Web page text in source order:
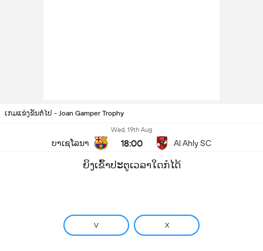
ເກມແຂ່ງຂັນຕໍ່ໄປ - Joan Gamper Trophy
ບາເຊໂລນາ
Wed, 19th Aug
18:00 Al Ahly SC
ຍິງເຂົ້າປະຕູເວລາໃດກໍໄດ້
V X